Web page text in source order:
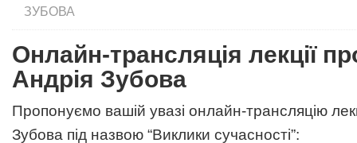
ЗУБОВА
Онлайн-трансляція лекції
Андрія Зубова
Пропонуємо вашій увазі онлайн-трансляцію
Зубова під назвою “Виклики сучасності”: